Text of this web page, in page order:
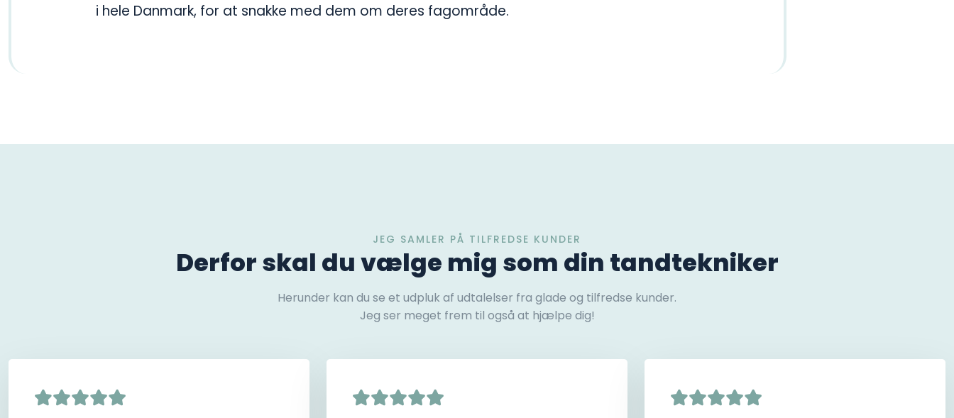
i hele Danmark, for at snakke med dem om deres fagområde.
JEG SAMLER PÅ TILFREDSE KUNDER
Derfor skal du vælge mig som din tandtekniker
Herunder kan du se et udpluk af udtalelser fra glade og tilfredse kunder.
Jeg ser meget frem til også at hjælpe dig!